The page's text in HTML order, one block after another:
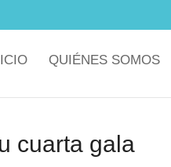
QUIÉNES SOMOS
cuarta gala